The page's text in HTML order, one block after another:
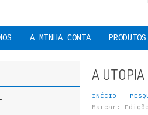
A MINHA CONTA PRODUTOS
A
INÍCIO
Marcar: